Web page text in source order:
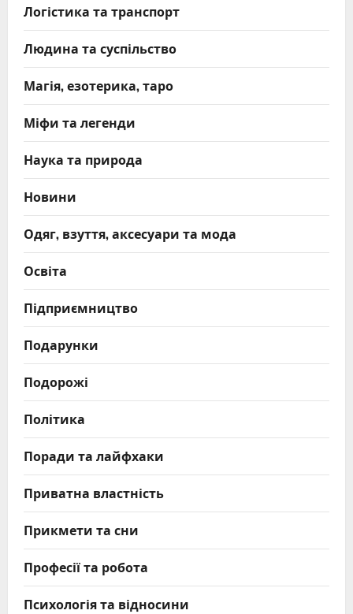
Логістика та транспорт
Людина та суспільство
Магія, езотерика, таро
Міфи та легенди
Наука та природа
Новини
Одяг, взуття, аксесуари та мода
Освіта
Підприємництво
Подарунки
Подорожі
Політика
Поради та лайфхаки
Приватна властність
Прикмети та сни
Професії та робота
Психологія та відносини